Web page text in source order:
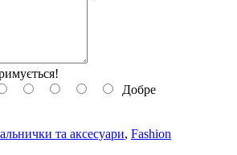
Добре
та аксесуари, Fashion